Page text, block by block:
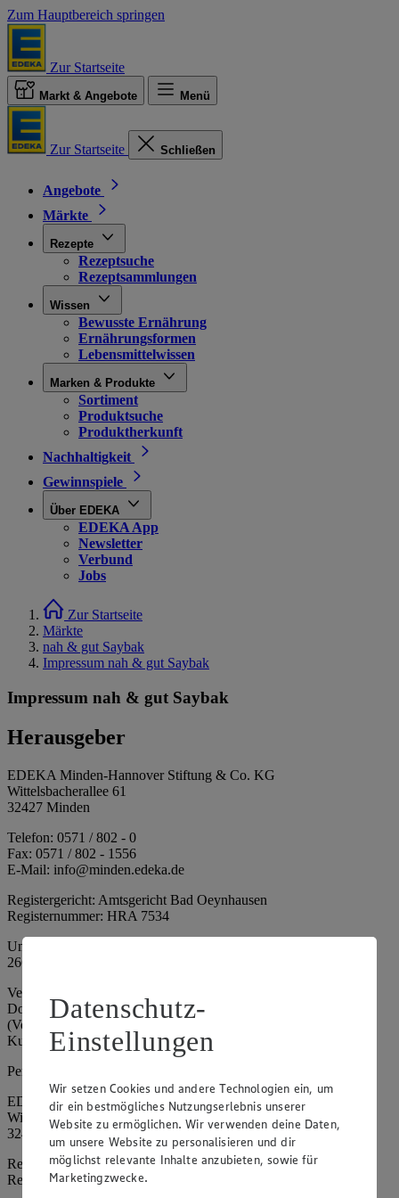
Zum Hauptbereich springen
Zur Startseite
Markt & Angebote Menü
Zur Startseite Schließen
Angebote
Märkte
Rezepte
Rezeptsuche
Rezeptsammlungen
Wissen
Bewusste Ernährung
Ernährungsformen
Lebensmittelwissen
Marken & Produkte
Sortiment
Produktsuche
Produktherkunft
Nachhaltigkeit
Gewinnspiele
Über EDEKA
EDEKA App
Newsletter
Verbund
Jobs
Zur Startseite
Märkte
nah & gut Saybak
Impressum nah & gut Saybak
Impressum nah & gut Saybak
Herausgeber
EDEKA Minden-Hannover Stiftung & Co. KG
Wittelsbacherallee 61
32427 Minden
Telefon: 0571 / 802 - 0
Fax: 0571 / 802 - 1556
E-Mail: info@minden.edeka.de
Registergericht: Amtsgericht Bad Oeynhausen
Registernummer: HRA 7534
Umsatzsteuer-Identifikationsnummer gem. § 27a UStG: DE
266067317
Vertretungsberechtigte: Mark Rosenkranz (Sprecher), Eileen
Dominique Klingsiek (Vorstandsmitglied), Ulf-U. Plath
(Vorstandsmitglied), Stephan Wohler (Vorstandsmitglied), Marc
Kuhlmann (Aufsichtsratsvorsitzender)
Persönlich haftende Gesellschafterin:
EDEKA Minden-Hannover Holding GmbH
Wittelsbacherallee 61
32427 Minden
Registergericht: Amtsgericht Bad Oeynhausen
Registernummer: HRB 4086
Datenschutz-
Einstellungen
Wir setzen Cookies und andere Technologien ein, um
dir ein bestmögliches Nutzungserlebnis unserer
Website zu ermöglichen. Wir verwenden deine Daten,
um unsere Website zu personalisieren und dir
möglichst relevante Inhalte anzubieten, sowie für
Marketingzwecke.